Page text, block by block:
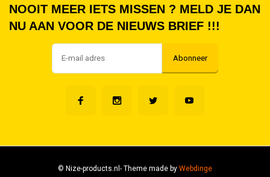
NOOIT MEER IETS MISSEN ? MELD JE DAN
NU AAN VOOR DE NIEUWS BRIEF !!!
Abonneer
© Nize-products.nl- Theme made byWebdinge